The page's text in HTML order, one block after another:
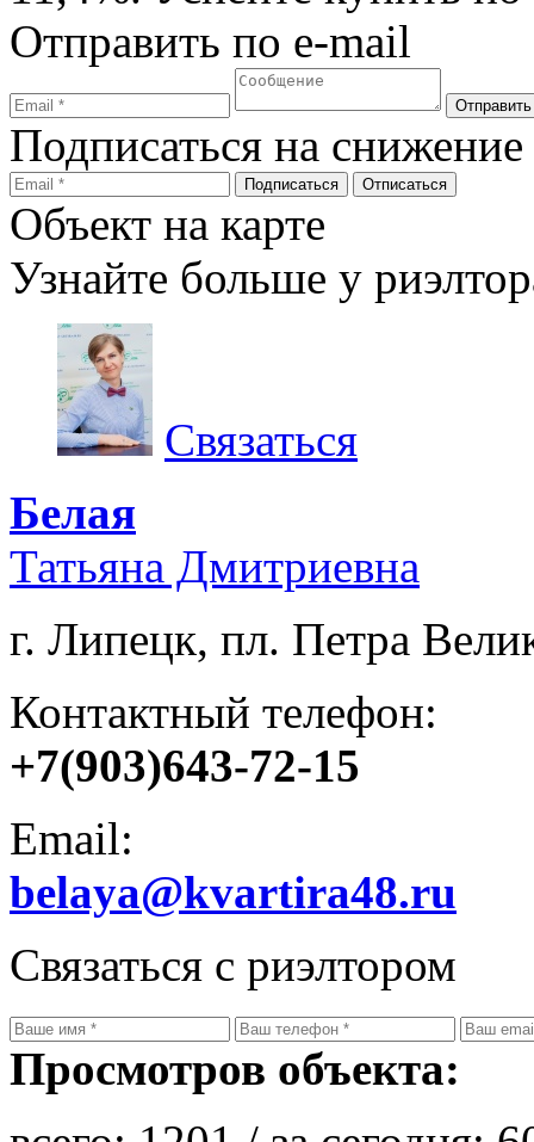
Отправить по e-mail
Подписаться на
Объект на карте
Узнайте больше у
Связаться
Белая
Татьяна Дмитриевна
г. Липецк, пл. Петра
Контактный телефон:
+7(903)643-72-15
Email:
belaya@kvartira48.ru
Связаться с риэлтором
Просмотров объекта: